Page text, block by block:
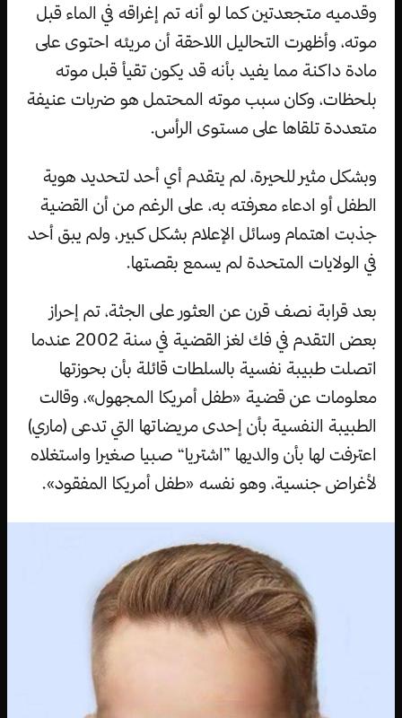
وقدميه متجعدتين كما لو أنه تم إغراقه في الماء قبل
موته، وأظهرت التحاليل اللاحقة أن مريئه احتوى على
مادة داكنة مما يفيد بأنه قد يكون تقيأ قبل موته
بلحظات، وكان سبب موته المحتمل هو ضربات عنيفة
متعددة تلقاها على مستوى الرأس.
وبشكل مثير للحيرة، لم يتقدم أي أحد لتحديد هوية
الطفل أو ادعاء معرفته به، على الرغم من أن القضية
جذبت اهتمام وسائل الإعلام بشكل كبير، ولم يبق أحد
في الولايات المتحدة لم يسمع بقصتها.
بعد قرابة نصف قرن عن العثور على الجثة، تم إحراز
بعض التقدم في فك لغز القضية في سنة 2002 عندما
اتصلت طبيبة نفسية بالسلطات قائلة بأن بحوزتها
معلومات عن قضية «طفل أمريكا المجهول»، وقالت
الطبيبة النفسية بأن إحدى مريضاتها التي تدعى (ماري)
اعترفت لها بأن والديها ”اشتريا“ صبيا صغيرا واستغلاه
لأغراض جنسية، وهو نفسه «طفل أمريكا المفقود».